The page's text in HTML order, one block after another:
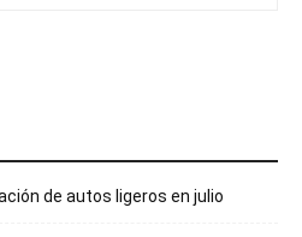
de autos ligeros en julio